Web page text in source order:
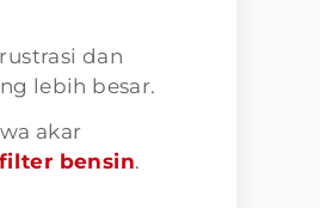
dan
lebih besar.
akar
filter bensin.